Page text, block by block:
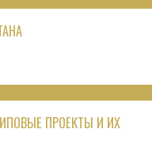
ПРОЕКТЫ И ИХ